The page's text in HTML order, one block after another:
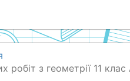
робіт з геометрії 11